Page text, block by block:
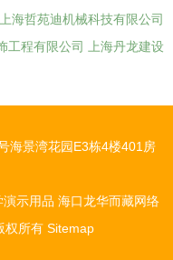
上海哲苑迪机械科技有限公司
工程有限公司
上海丹龙建设
海景湾花园E3栋4楼401房
演示用品 海口龙华而藏网络
权所有 Sitemap